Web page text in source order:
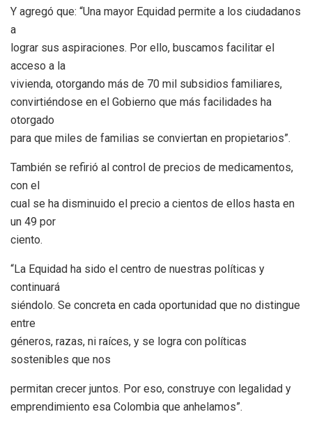
Y agregó que: “Una mayor Equidad permite a los ciudadanos
a
lograr sus aspiraciones. Por ello, buscamos facilitar el
acceso a la
vivienda, otorgando más de 70 mil subsidios familiares,
convirtiéndose en el Gobierno que más facilidades ha
otorgado
para que miles de familias se conviertan en propietarios”.
También se refirió al control de precios de medicamentos,
con el
cual se ha disminuido el precio a cientos de ellos hasta en
un 49 por
ciento.
“La Equidad ha sido el centro de nuestras políticas y
continuará
siéndolo. Se concreta en cada oportunidad que no distingue
entre
géneros, razas, ni raíces, y se logra con políticas
sostenibles que nos
permitan crecer juntos. Por eso, construye con legalidad y
emprendimiento esa Colombia que anhelamos”.